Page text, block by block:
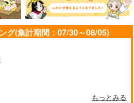
グ(集計期間：07/30～08/05)
もっとみる